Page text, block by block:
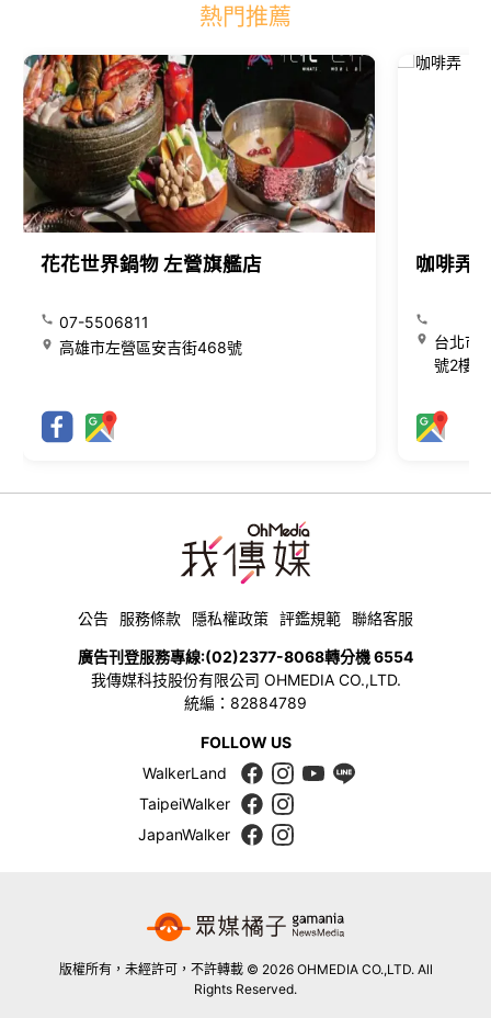
熱門推薦
花花世界鍋物 左營旗艦店
07-5506811
高雄市左營區安吉街468號
咖啡弄
台北市
號2樓
公告 服務條款 隱私權政策 評鑑規範 聯絡客服
廣告刊登服務專線:(02)2377-8068轉分機 6554
我傳媒科技股份有限公司 OHMEDIA CO.,LTD.
統編：82884789
FOLLOW US
WalkerLand
TaipeiWalker
JapanWalker
版權所有，未經許可，不許轉載 © 2026 OHMEDIA CO.,LTD. All
Rights Reserved.